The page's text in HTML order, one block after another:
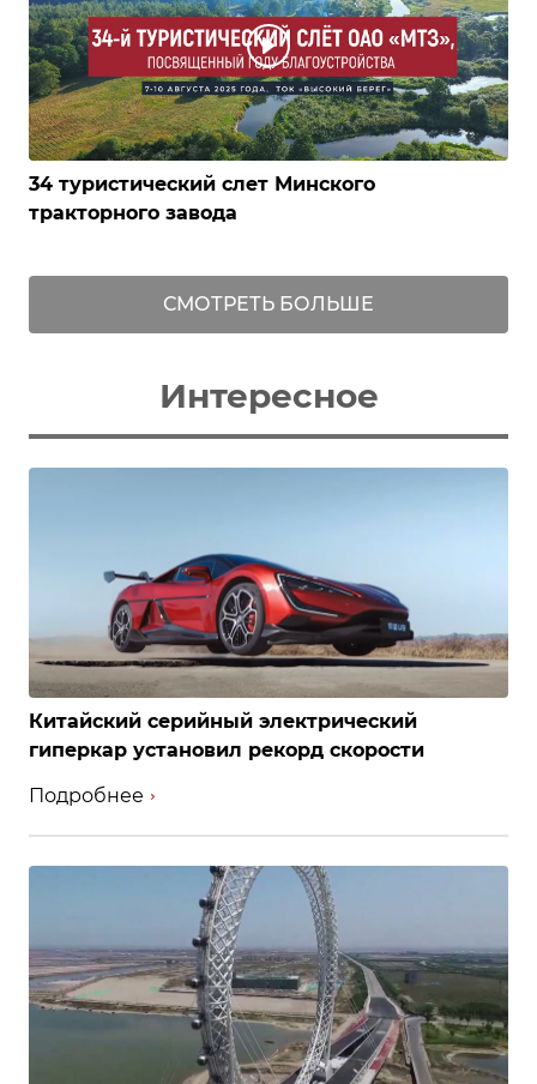
34 туристический слет Минского
тракторного завода
СМОТРЕТЬ БОЛЬШЕ
Интересное
Китайский серийный электрический
гиперкар установил рекорд скорости
Подробнее